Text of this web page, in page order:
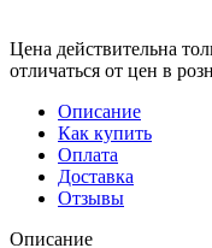
Цена действительна
отличаться от цен в
Описание
Как купить
Оплата
Доставка
Отзывы
Описание